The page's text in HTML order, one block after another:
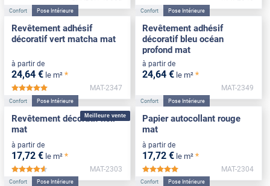
Confort Pose Intérieure
Revêtement adhésif
décoratif vert matcha mat
à partir de
24,64 € le m² *
*****
MAT-2347
Confort Pose Intérieure
Revêtement adhésif
décoratif bleu océan
profond mat
à partir de
24,64 € le m² *
MAT-2349
Meilleure vente
Confort Pose Intérieure
Revêtement décoratif noir
mat
à partir de
17,72 € le m² *
*****
MAT-2303
Confort Pose Intérieure
Papier autocollant rouge
mat
à partir de
17,72 € le m² *
MAT-2304
Confort Pose Intérieure Confort Pose Intérieure